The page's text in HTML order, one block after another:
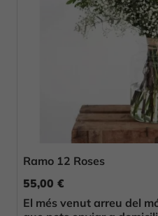
Ramo 12 Roses
55,00 €
El més venut arreu del